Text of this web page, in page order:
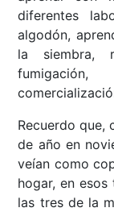
diferentes
algodón,
la siembra,
Recuerdo que,
de año en
veían como
hogar, en
las tres de la